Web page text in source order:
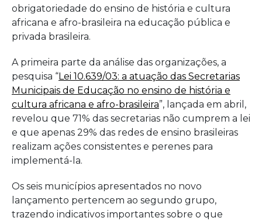
obrigatoriedade do ensino de história e cultura
africana e afro-brasileira na educação pública e
privada brasileira.
A primeira parte da análise das organizações, a
pesquisa “Lei 10.639/03: a atuação das Secretarias
Municipais de Educação no ensino de história e
cultura africana e afro-brasileira”, lançada em abril,
revelou que 71% das secretarias não cumprem a lei
e que apenas 29% das redes de ensino brasileiras
realizam ações consistentes e perenes para
implementá-la.
Os seis municípios apresentados no novo
lançamento pertencem ao segundo grupo,
trazendo indicativos importantes sobre o que